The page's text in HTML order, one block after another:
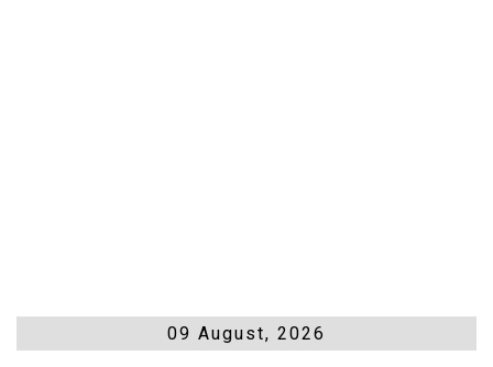
09 August, 2026